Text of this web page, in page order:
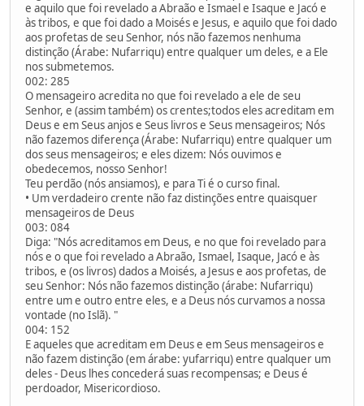
e aquilo que foi revelado a Abraão e Ismael e Isaque e Jacó e
às tribos, e que foi dado a Moisés e Jesus, e aquilo que foi dado
aos profetas de seu Senhor, nós não fazemos nenhuma
distinção (Árabe: Nufarriqu) entre qualquer um deles, e a Ele
nos submetemos.
002: 285
O mensageiro acredita no que foi revelado a ele de seu
Senhor, e (assim também) os crentes;todos eles acreditam em
Deus e em Seus anjos e Seus livros e Seus mensageiros; Nós
não fazemos diferença (Árabe: Nufarriqu) entre qualquer um
dos seus mensageiros; e eles dizem: Nós ouvimos e
obedecemos, nosso Senhor!
Teu perdão (nós ansiamos), e para Ti é o curso final.
• Um verdadeiro crente não faz distinções entre quaisquer
mensageiros de Deus
003: 084
Diga: "Nós acreditamos em Deus, e no que foi revelado para
nós e o que foi revelado a Abraão, Ismael, Isaque, Jacó e às
tribos, e (os livros) dados a Moisés, a Jesus e aos profetas, de
seu Senhor: Nós não fazemos distinção (árabe: Nufarriqu)
entre um e outro entre eles, e a Deus nós curvamos a nossa
vontade (no Islã). "
004: 152
E aqueles que acreditam em Deus e em Seus mensageiros e
não fazem distinção (em árabe: yufarriqu) entre qualquer um
deles - Deus lhes concederá suas recompensas; e Deus é
perdoador, Misericordioso.